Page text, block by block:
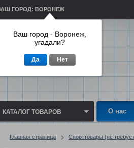
ГОРОД: ВОРОНЕЖ
КАТАЛОГ ТОВАРОВ О нас
Главная страница Спорттовары (не
Ваш город - Воронеж,
угадали?
Да Нет